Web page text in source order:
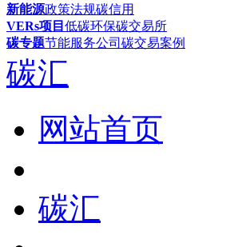
新能源政策法规碳信用
VERs项目 低碳环保碳交易所
碳专题节能服务公司 碳交易案例
碳汇
网站首页
碳汇